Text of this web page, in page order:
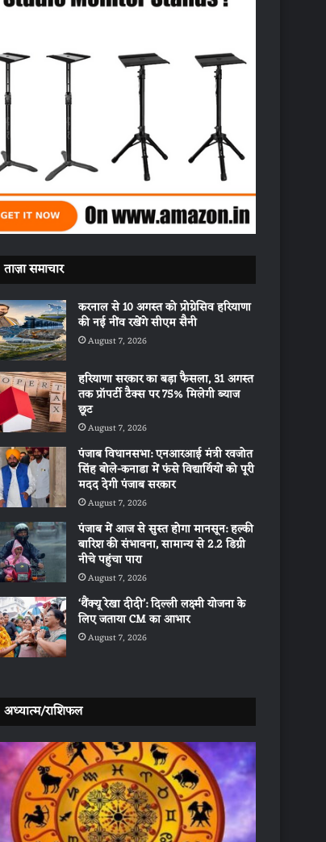
ताज़ा समाचार
करनाल से 10 अगस्त को प्रोग्रेसिव हरियाणा
की नई नींव रखेंगे सीएम सैनी
August 7, 2026
हरियाणा सरकार का बड़ा फैसला, 31 अगस्त
तक प्रॉपर्टी टैक्स पर 75% मिलेगी ब्याज
छूट
August 7, 2026
पंजाब विधानसभा: एनआरआई मंत्री रवजोत
सिंह बोले-कनाडा में फंसे विद्यार्थियों को पूरी
मदद देगी पंजाब सरकार
August 7, 2026
पंजाब में आज से सुस्त होगा मानसून: हल्की
बारिश की संभावना, सामान्य से 2.2 डिग्री
नीचे पहुंचा पारा
August 7, 2026
‘थैंक्यू रेखा दीदी’: दिल्ली लक्ष्मी योजना के
लिए जताया CM का आभार
August 7, 2026
अध्यात्म/राशिफल